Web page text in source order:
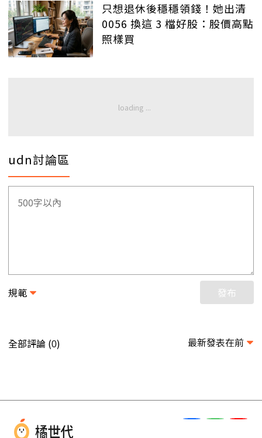
只想退休後穩穩領錢！她出清
0056 換這 3 檔好股：股價高點
照樣買
udn討論區
規範 發布
全部評論 (0) 最新發表在前